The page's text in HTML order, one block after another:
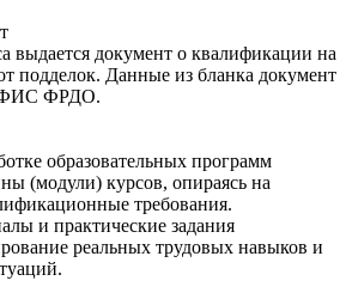
выдается документ о квалификации на
подделок. Данные из бланка документ
ФИС ФРДО.
образовательных программ
(модули) курсов, опираясь на
требования.
и практические задания
реальных трудовых навыков и